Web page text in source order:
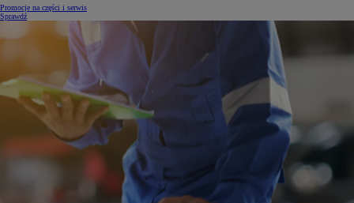
Promocje na części i serwis
Sprawdź